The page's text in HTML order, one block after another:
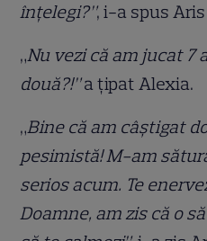
înțelegi?”, i-a spus
„Nu vezi că am jucat 7
două?!”a țipat Alexia.
„Bine că am câștigat
pesimistă! M-am
serios acum. Te
Doamne, am zis că o